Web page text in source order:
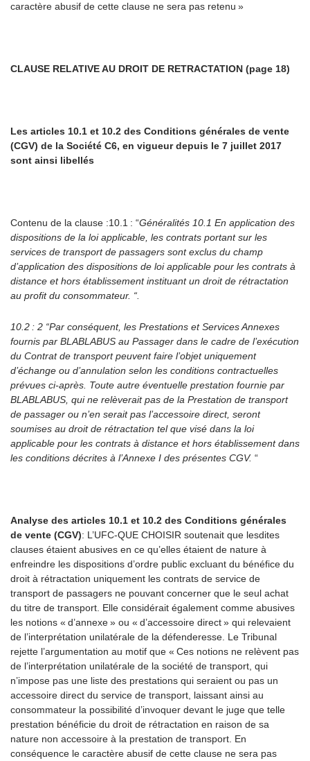
caractère abusif de cette clause ne sera pas retenu »
CLAUSE RELATIVE AU DROIT DE RETRACTATION (page 18)
Les articles 10.1 et 10.2 des Conditions générales de vente
(CGV) de la Société C6, en vigueur depuis le 7 juillet 2017
sont ainsi libellés
Contenu de la clause :10.1 : “Généralités 10.1 En application des
dispositions de la loi applicable, les contrats portant sur les
services de transport de passagers sont exclus du champ
d’application des dispositions de loi applicable pour les contrats à
distance et hors établissement instituant un droit de rétractation
au profit du consommateur. “.
10.2 : 2 “Par conséquent, les Prestations et Services Annexes
fournis par BLABLABUS au Passager dans le cadre de l’exécution
du Contrat de transport peuvent faire l’objet uniquement
d’échange ou d’annulation selon les conditions contractuelles
prévues ci-après. Toute autre éventuelle prestation fournie par
BLABLABUS, qui ne relèverait pas de la Prestation de transport
de passager ou n’en serait pas l’accessoire direct, seront
soumises au droit de rétractation tel que visé dans la loi
applicable pour les contrats à distance et hors établissement dans
les conditions décrites à l’Annexe I des présentes CGV. “
Analyse des articles 10.1 et 10.2 des Conditions générales
de vente (CGV): L’UFC-QUE CHOISIR soutenait que lesdites
clauses étaient abusives en ce qu’elles étaient de nature à
enfreindre les dispositions d’ordre public excluant du bénéfice du
droit à rétractation uniquement les contrats de service de
transport de passagers ne pouvant concerner que le seul achat
du titre de transport. Elle considérait également comme abusives
les notions « d’annexe » ou « d’accessoire direct » qui relevaient
de l’interprétation unilatérale de la défenderesse. Le Tribunal
rejette l’argumentation au motif que « Ces notions ne relèvent pas
de l’interprétation unilatérale de la société de transport, qui
n’impose pas une liste des prestations qui seraient ou pas un
accessoire direct du service de transport, laissant ainsi au
consommateur la possibilité d’invoquer devant le juge que telle
prestation bénéficie du droit de rétractation en raison de sa
nature non accessoire à la prestation de transport. En
conséquence le caractère abusif de cette clause ne sera pas